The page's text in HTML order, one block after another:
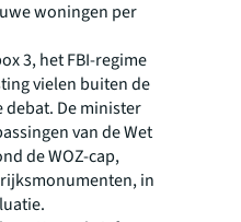
woningen per
3, het FBI-regime
vielen buiten de
debat. De minister
van de Wet
de WOZ-cap,
in